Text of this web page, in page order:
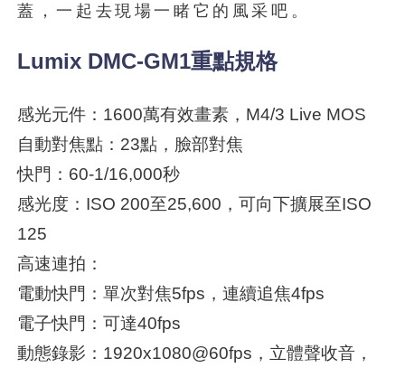
蓋，一起去現場一睹它的風采吧。
Lumix DMC-GM1重點規格
感光元件：1600萬有效畫素，M4/3 Live MOS
自動對焦點：23點，臉部對焦
快門：60-1/16,000秒
感光度：ISO 200至25,600，可向下擴展至ISO
125
高速連拍：
電動快門：單次對焦5fps，連續追焦4fps
電子快門：可達40fps
動態錄影：1920x1080@60fps，立體聲收音，